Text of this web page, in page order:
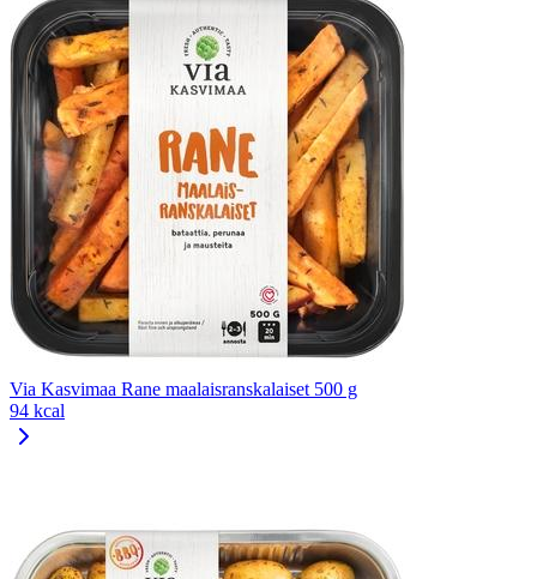
Via Kasvimaa Rane maalaisranskalaiset 500 g
94 kcal